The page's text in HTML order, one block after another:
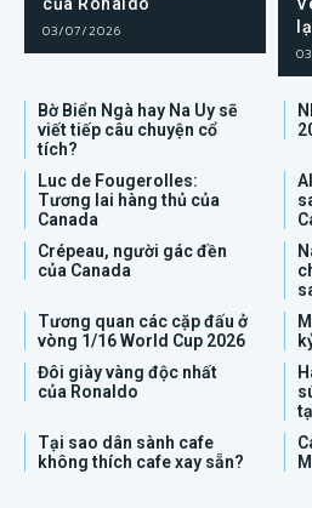
03/07/2026
Bờ Biển Ngà hay Na Uy sẽ
viết tiếp câu chuyện cổ
tích?
Luc de Fougerolles:
Tương lai hàng thủ của
Canada
Crépeau, người gác đền
của Canada
Tương quan các cặp đấu ở
vòng 1/16 World Cup 2026
Đôi giày vàng độc nhất
của Ronaldo
Tại sao dân sành cafe
không thích cafe xay sẵn?